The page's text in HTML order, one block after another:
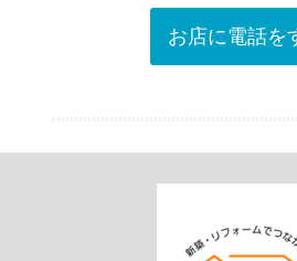
お店に電話を